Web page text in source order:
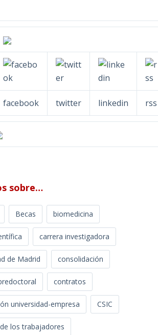
facebook twitter linkedin rss
sobre…
Becas biomedicina
carrera investigadora
de Madrid consolidación
contratos
universidad-empresa CSIC
los trabajadores